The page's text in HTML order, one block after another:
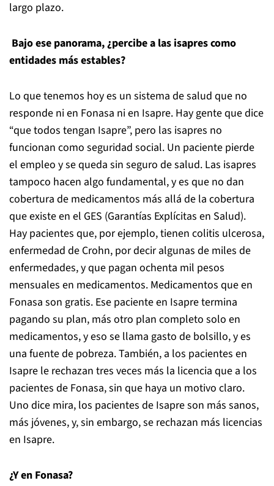
largo plazo.
Bajo ese panorama, ¿percibe a las isapres como
entidades más estables?
Lo que tenemos hoy es un sistema de salud que no
responde ni en Fonasa ni en Isapre. Hay gente que dice
“que todos tengan Isapre”, pero las isapres no
funcionan como seguridad social. Un paciente pierde
el empleo y se queda sin seguro de salud. Las isapres
tampoco hacen algo fundamental, y es que no dan
cobertura de medicamentos más allá de la cobertura
que existe en el GES (Garantías Explícitas en Salud).
Hay pacientes que, por ejemplo, tienen colitis ulcerosa,
enfermedad de Crohn, por decir algunas de miles de
enfermedades, y que pagan ochenta mil pesos
mensuales en medicamentos. Medicamentos que en
Fonasa son gratis. Ese paciente en Isapre termina
pagando su plan, más otro plan completo solo en
medicamentos, y eso se llama gasto de bolsillo, y es
una fuente de pobreza. También, a los pacientes en
Isapre le rechazan tres veces más la licencia que a los
pacientes de Fonasa, sin que haya un motivo claro.
Uno dice mira, los pacientes de Isapre son más sanos,
más jóvenes, y, sin embargo, se rechazan más licencias
en Isapre.
¿Y en Fonasa?